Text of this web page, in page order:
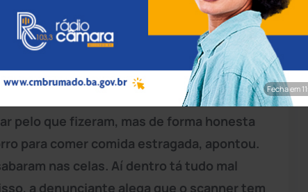
, o site Achei Sudoeste conversou com
Eles continuam fazendo denúncias com
pela direção do presídio. Segundo
dentro do conjunto penal. A
identificar, fez críticas com relação à
pelo que fizeram, mas de forma honesta
para comer comida estragada, apontou.
nas celas. Aí dentro tá tudo mal
a denunciante alega que o scanner tem
Fecha em